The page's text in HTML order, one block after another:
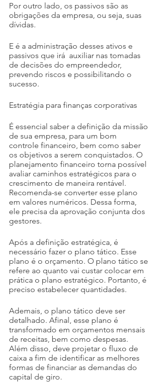
Por outro lado, os passivos são as
obrigações da empresa, ou seja, suas
dívidas.
E é a administração desses ativos e
passivos que irá  auxiliar nas tomadas
de decisões do empreendedor,
prevendo riscos e possibilitando o
sucesso.
Estratégia para finanças corporativas
É essencial saber a definição da missão
de sua empresa, para um bom
controle financeiro, bem como saber
os objetivos a serem conquistados. O
planejamento financeiro torna possível
avaliar caminhos estratégicos para o
crescimento de maneira rentável.
Recomenda-se converter esse plano
em valores numéricos. Dessa forma,
ele precisa da aprovação conjunta dos
gestores.
Após a definição estratégica, é
necessário fazer o plano tático. Esse
plano é o orçamento. O plano tático se
refere ao quanto vai custar colocar em
prática o plano estratégico. Portanto, é
preciso estabelecer quantidades.
Ademais, o plano tático deve ser
detalhado. Afinal, esse plano é
transformado em orçamentos mensais
de receitas, bem como despesas.
Além disso, deve projetar o fluxo de
caixa a fim de identificar as melhores
formas de financiar as demandas do
capital de giro.